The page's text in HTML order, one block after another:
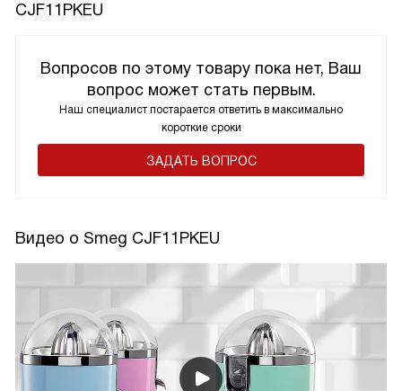
CJF11PKEU
Вопросов по этому товару пока нет, Ваш
вопрос может стать первым.
Наш специалист постарается ответить в максимально
короткие сроки
ЗАДАТЬ ВОПРОС
Видео о Smeg CJF11PKEU